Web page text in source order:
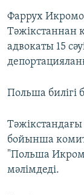
Фаррух
Тәжікстаннан
адвокаты 15
Польша билігі
Тәжікстандағы
бойынша
"Польша
мәлімдеді.